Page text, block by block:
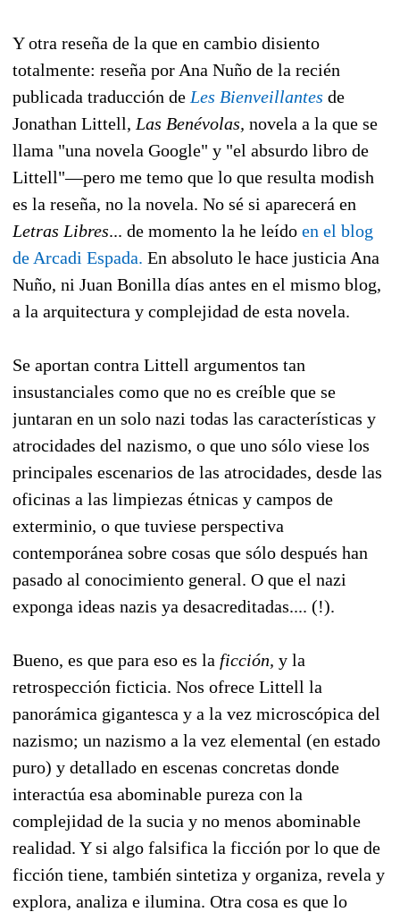
Y otra reseña de la que en cambio disiento
totalmente: reseña por Ana Nuño de la recién
publicada traducción de Les Bienveillantes de
Jonathan Littell, Las Benévolas, novela a la que se
llama "una novela Google" y "el absurdo libro de
Littell"—pero me temo que lo que resulta modish
es la reseña, no la novela. No sé si aparecerá en
Letras Libres... de momento la he leído en el blog
de Arcadi Espada. En absoluto le hace justicia Ana
Nuño, ni Juan Bonilla días antes en el mismo blog,
a la arquitectura y complejidad de esta novela.
Se aportan contra Littell argumentos tan
insustanciales como que no es creíble que se
juntaran en un solo nazi todas las características y
atrocidades del nazismo, o que uno sólo viese los
principales escenarios de las atrocidades, desde las
oficinas a las limpiezas étnicas y campos de
exterminio, o que tuviese perspectiva
contemporánea sobre cosas que sólo después han
pasado al conocimiento general. O que el nazi
exponga ideas nazis ya desacreditadas.... (!).
Bueno, es que para eso es la ficción, y la
retrospección ficticia. Nos ofrece Littell la
panorámica gigantesca y a la vez microscópica del
nazismo; un nazismo a la vez elemental (en estado
puro) y detallado en escenas concretas donde
interactúa esa abominable pureza con la
complejidad de la sucia y no menos abominable
realidad. Y si algo falsifica la ficción por lo que de
ficción tiene, también sintetiza y organiza, revela y
explora, analiza e ilumina. Otra cosa es que lo